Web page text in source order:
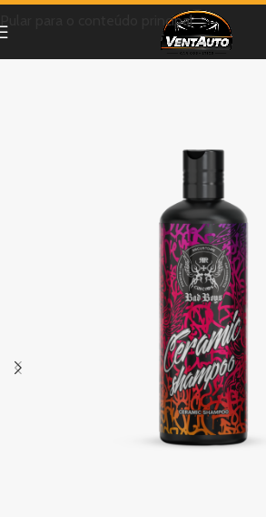
Pular para o conteúdo principal